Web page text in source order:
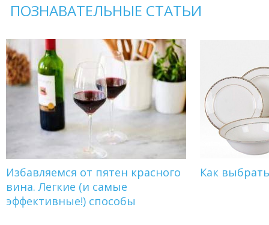
ПОЗНАВАТЕЛЬНЫЕ СТАТЬИ
Избавляемся от пятен красного
вина. Легкие (и самые
эффективные!) способы
Как